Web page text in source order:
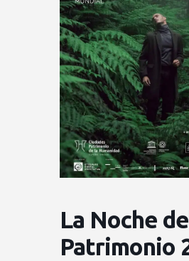
La Noche
Patrimonio